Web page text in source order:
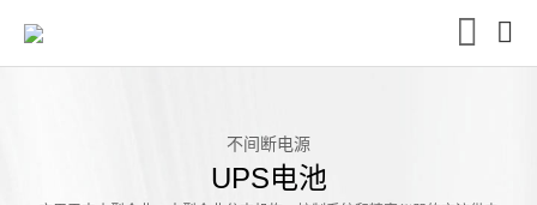
不间断电源
UPS电池